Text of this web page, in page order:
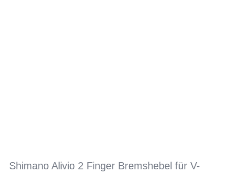
Shimano Alivio 2 Finger Bremshebel für V-